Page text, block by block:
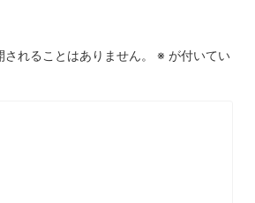
れることはありません。 ※ が付いてい